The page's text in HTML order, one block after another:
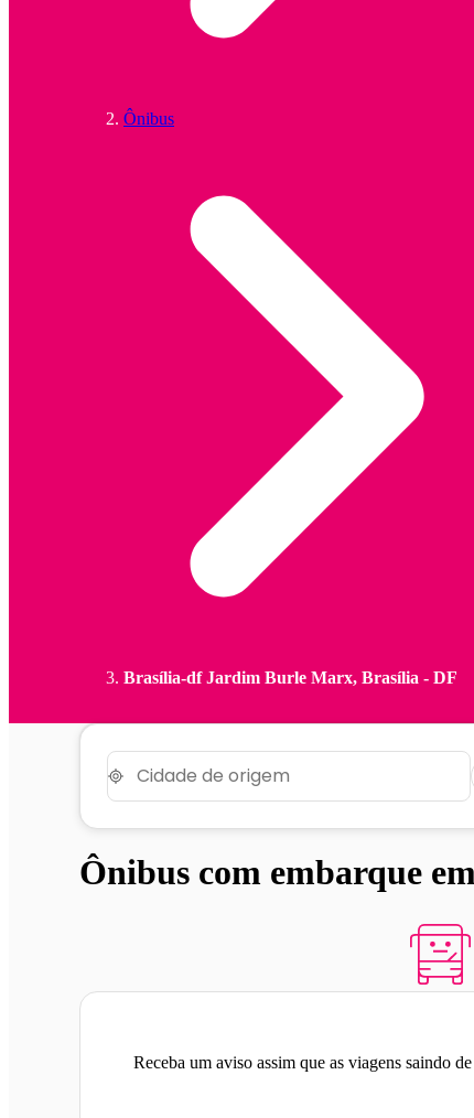
Ônibus
Brasília-df Jardim Burle Marx, Brasília - DF
Ônibus com embarque
Receba um aviso assim que as viagens saindo de